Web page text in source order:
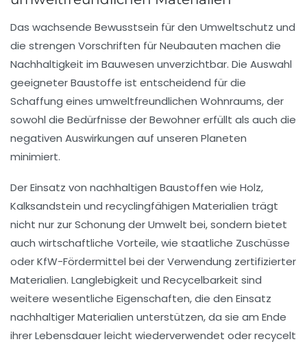
Das wachsende Bewusstsein für den Umweltschutz und
die strengen Vorschriften für Neubauten machen die
Nachhaltigkeit im Bauwesen unverzichtbar. Die Auswahl
geeigneterBaustoffe ist entscheidend für die
Schaffung eines umweltfreundlichen Wohnraums, der
sowohl die Bedürfnisse der Bewohner erfüllt als auch die
negativen Auswirkungen auf unseren Planeten
minimiert.
Der Einsatz von nachhaltigen Baustoffen wie Holz,
Kalksandstein und recyclingfähigen Materialien trägt
nicht nur zur Schonung der Umwelt bei, sondern bietet
auch wirtschaftliche Vorteile, wie staatliche Zuschüsse
oder KfW-Fördermittel bei der Verwendung zertifizierter
Materialien. Langlebigkeit und Recycelbarkeit sind
weitere wesentliche Eigenschaften, die den Einsatz
nachhaltiger Materialien unterstützen, da sie am Ende
ihrer Lebensdauer leicht wiederverwendet oder recycelt